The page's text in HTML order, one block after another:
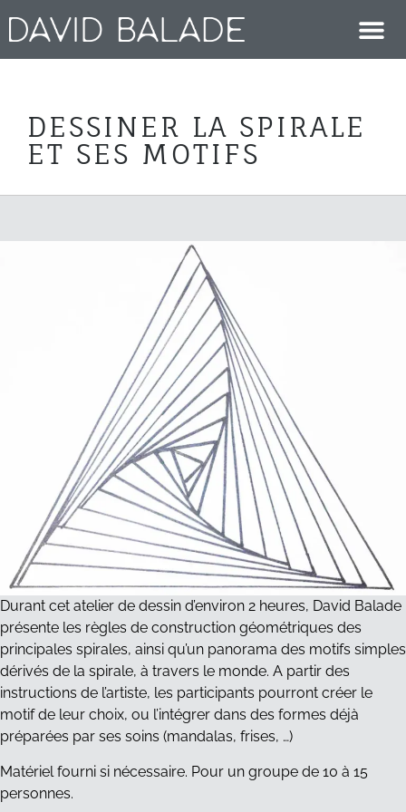
DESSINER LA SPIRALE
ET SES MOTIFS
Durant cet atelier de dessin d’environ 2 heures, David Balade
présente les règles de construction géométriques des
principales spirales, ainsi qu’un panorama des motifs simples
dérivés de la spirale, à travers le monde. A partir des
instructions de l’artiste, les participants pourront créer le
motif de leur choix, ou l’intégrer dans des formes déjà
préparées par ses soins (mandalas, frises, …)
Matériel fourni si nécessaire. Pour un groupe de 10 à 15
personnes.